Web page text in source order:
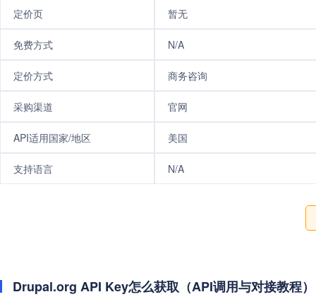
定价页 暂无
免费方式 N/A
定价方式 商务咨询
采购渠道 官网
API适用国家/地区 美国
支持语言 N/A
Drupal.org API Key怎么获取（API调用与对接教程）